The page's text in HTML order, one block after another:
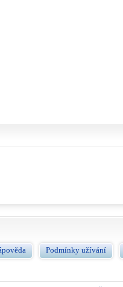
Podmínky užívání